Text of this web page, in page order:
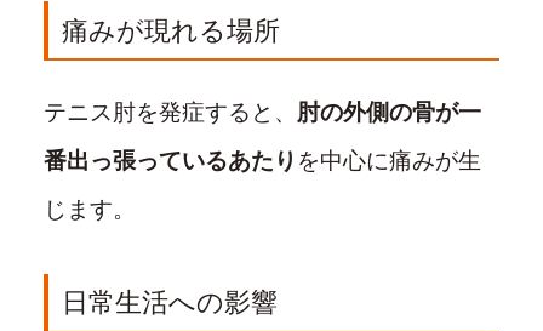
痛みが現れる場所
テニス肘を発症すると、
肘の外側の骨が一
番出っ張っているあたり を中心に痛みが生
じます。
日常生活への影響